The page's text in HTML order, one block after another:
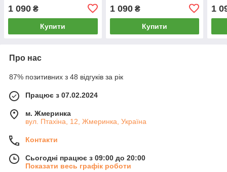
1 090 ₴
Купити
1 090₴
Купити
1
Про нас
87% позитивних з 48 відгуків за рік
Працює з 07.02.2024
м. Жмеринка
вул. Птахіна, 12, Жмеринка, Україна
Контакти
Сьогодні працює з 09:00 до 20:00
Показати весь графік роботи